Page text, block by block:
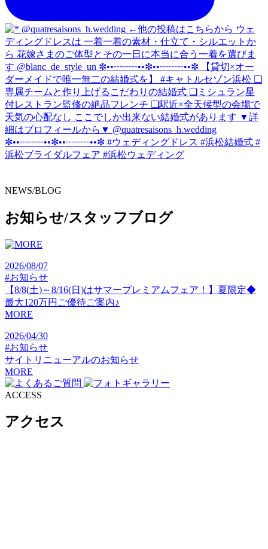
NEWS/BLOG
お知らせ/スタッフブログ
2026/08/07
#お知らせ
【8/8(土)～8/16(日)はサマープレミアムフェア！】夏限定◆
最大120万円ご優待ご案内♪
MORE
2026/04/30
#お知らせ
サイトリニューアルのお知らせ
MORE
ACCESS
アクセス